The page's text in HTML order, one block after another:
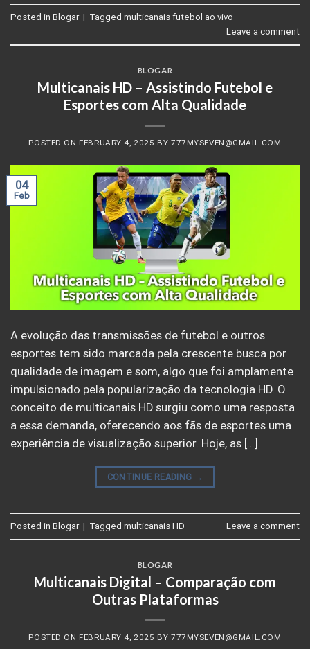
Posted in Blogar | Tagged multicanais futebol ao vivo
Leave a comment
BLOGAR
Multicanais HD – Assistindo Futebol e
Esportes com Alta Qualidade
POSTED ON FEBRUARY 4, 2025 BY 777MYSEVEN@GMAIL.COM
04
Feb
A evolução das transmissões de futebol e outros
esportes tem sido marcada pela crescente busca por
qualidade de imagem e som, algo que foi amplamente
impulsionado pela popularização da tecnologia HD. O
conceito de multicanais HD surgiu como uma resposta
a essa demanda, oferecendo aos fãs de esportes uma
experiência de visualização superior. Hoje, as […]
CONTINUE READING →
Posted in Blogar | Tagged multicanais HD Leave a comment
BLOGAR
Multicanais Digital – Comparação com
Outras Plataformas
POSTED ON FEBRUARY 4, 2025 BY 777MYSEVEN@GMAIL.COM